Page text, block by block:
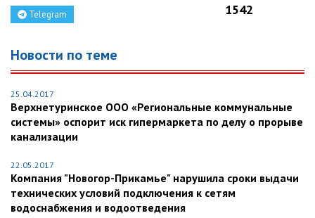
Telegram
1542
Новости по теме
25.04.2017
Верхнетуринское ООО «Региональные коммунальные
системы» оспорит иск гипермаркета по делу о прорыве
канализации
22.05.2017
Компания "Новогор-Прикамье" нарушила сроки выдачи
технических условий подключения к сетям
водоснабжения и водоотведения